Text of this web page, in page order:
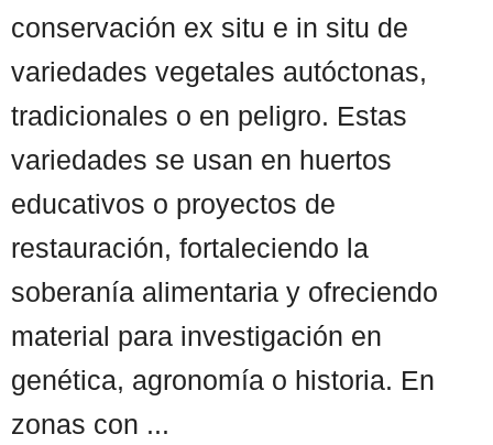
conservación ex situ e in situ de
variedades vegetales autóctonas,
tradicionales o en peligro. Estas
variedades se usan en huertos
educativos o proyectos de
restauración, fortaleciendo la
soberanía alimentaria y ofreciendo
material para investigación en
genética, agronomía o historia. En
zonas con ...